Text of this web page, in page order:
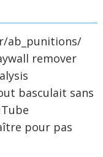
ab_punitions/
remover
basculait sans
pour pas